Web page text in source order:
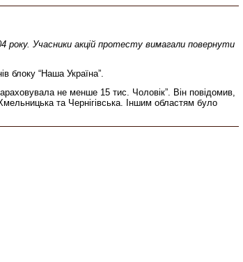
року. Учасники акцій протесту вимагали повернути
блоку “Наша Україна”.
не менше 15 тис. Чоловік”. Він повідомив,
та Чернігівська. Іншим областям було